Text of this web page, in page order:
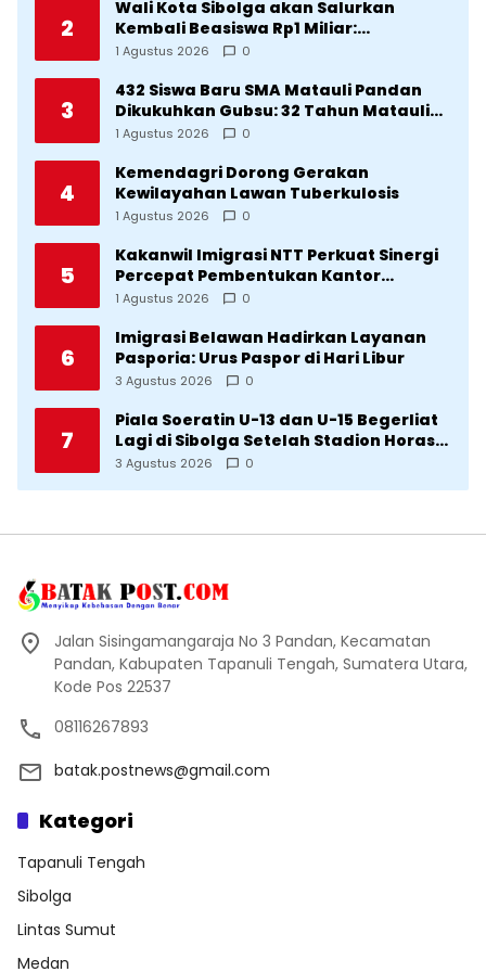
2
Wali Kota Sibolga akan Salurkan
Kembali Beasiswa Rp1 Miliar:
Diproritaskan Mahasiswa Korban
1 Agustus 2026 0
3
432 Siswa Baru SMA Matauli Pandan
Dikukuhkan Gubsu: 32 Tahun Matauli
Cetak SDM Unggul
1 Agustus 2026 0
4
Kemendagri Dorong Gerakan
Kewilayahan Lawan Tuberkulosis
1 Agustus 2026 0
5
Kakanwil Imigrasi NTT Perkuat Sinergi
Percepat Pembentukan Kantor
Imigrasi Sumba Timur
1 Agustus 2026 0
6
Imigrasi Belawan Hadirkan Layanan
Pasporia: Urus Paspor di Hari Libur
3 Agustus 2026 0
7
Piala Soeratin U-13 dan U-15 Begerliat
Lagi di Sibolga Setelah Stadion Horas
Direvitalisasi Wali Kota
3 Agustus 2026 0
Jalan Sisingamangaraja No 3 Pandan, Kecamatan
Pandan, Kabupaten Tapanuli Tengah, Sumatera Utara,
Kode Pos 22537
08116267893
batak.postnews@gmail.com
Kategori
Tapanuli Tengah
Sibolga
Lintas Sumut
Medan